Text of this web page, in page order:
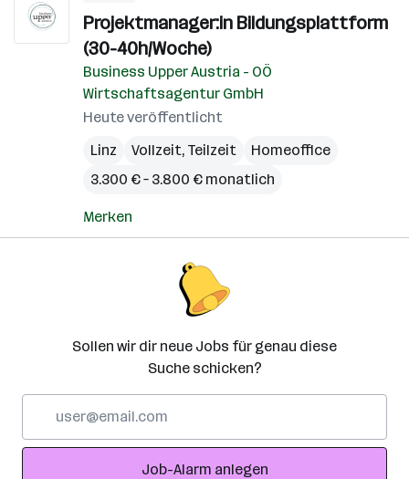
Projektmanager:in Bildungsplattform
(30-40h/Woche)
Business Upper Austria - OÖ
Wirtschaftsagentur GmbH
Heute veröffentlicht
Linz
Vollzeit, Teilzeit
Homeoffice
3.300 € – 3.800 € monatlich
Merken
Sollen wir dir neue Jobs für genau diese
Suche schicken?
Adresse
Job-Alarm anlegen